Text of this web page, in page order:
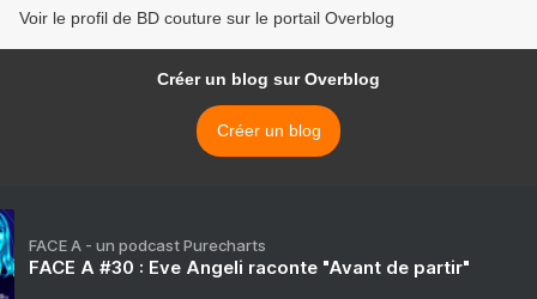
Voir le profil de BD couture sur le portail Overblog
Créer un blog sur Overblog
Créer un blog
FACE A - un podcast Purecharts
FACE A #30 : Eve Angeli raconte "Avant de partir"